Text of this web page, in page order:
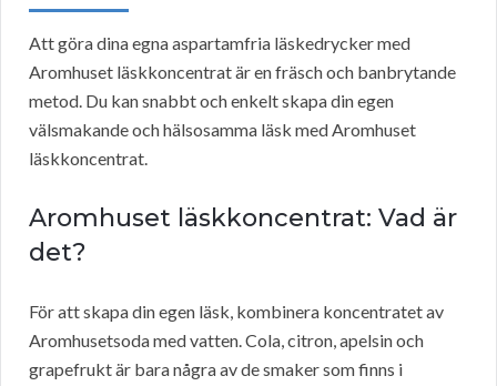
Att göra dina egna aspartamfria läskedrycker med
Aromhuset läskkoncentrat är en fräsch och banbrytande
metod. Du kan snabbt och enkelt skapa din egen
välsmakande och hälsosamma läsk med Aromhuset
läskkoncentrat.
Aromhuset läskkoncentrat: Vad är
det?
För att skapa din egen läsk, kombinera koncentratet av
Aromhusetsoda med vatten. Cola, citron, apelsin och
grapefrukt är bara några av de smaker som finns i